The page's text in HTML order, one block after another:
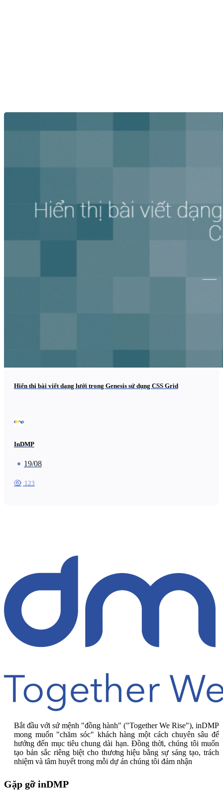
Hiển thị bài viết dạng lưới trong Genesis sử dụng CSS Grid
InDMP
19/08
123
Bắt đầu với sứ mệnh "đồng hành" ("Together We Rise"), inDMP
mong muốn "chăm sóc" khách hàng một cách chuyên sâu để
hướng đến mục tiêu chung dài hạn. Đồng thời, chúng tôi muốn
tạo bản sắc riêng biệt cho thương hiệu bằng sự sáng tạo, trách
nhiệm và tâm huyết trong mỗi dự án chúng tôi đảm nhận
Gặp gỡ inDMP